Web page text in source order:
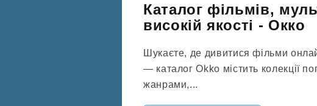
Каталог фільмів,
високій якості - Окко
Шукаєте, де дивитися фільми
— каталог Okko містить колекції
жанрами,...